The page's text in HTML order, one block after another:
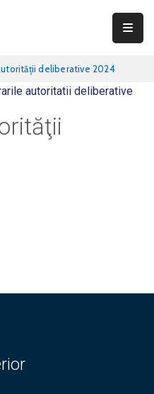
deliberative 2024
autoritatii deliberative